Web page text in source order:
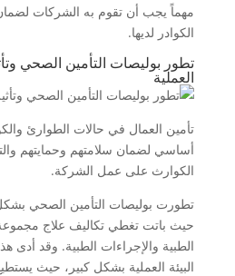
مهماً يجب أن تقوم به الشركات
الكوادر لديها.
تطور بوليصات التأمين الصحي
العملية
تأمين العمال في حالات الطوارئ
أساسي لضمان سلامتهم وحمايتهم
الكوارث على عمل الشركة.
تطورت بوليصات التأمين الصحي
حيث باتت تغطي تكاليف علاج
الطبية والإجراءات الطبية. وقد أدى
البيئة العملية بشكل كبير، حيث